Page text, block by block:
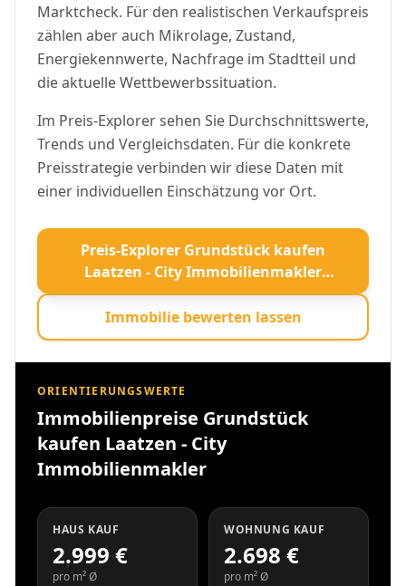
Marktcheck. Für den realistischen Verkaufspreis
zählen aber auch Mikrolage, Zustand,
Energiekennwerte, Nachfrage im Stadtteil und
die aktuelle Wettbewerbssituation.
Im Preis-Explorer sehen Sie Durchschnittswerte,
Trends und Vergleichsdaten. Für die konkrete
Preisstrategie verbinden wir diese Daten mit
einer individuellen Einschätzung vor Ort.
Preis-Explorer Grundstück kaufen
Laatzen - City Immobilienmakler
öffnen
Immobilie bewerten lassen
ORIENTIERUNGSWERTE
Immobilienpreise Grundstück
kaufen Laatzen - City
Immobilienmakler
HAUS KAUF
2.999 €
pro m² Ø
WOHNUNG KAUF
2.698 €
pro m² Ø